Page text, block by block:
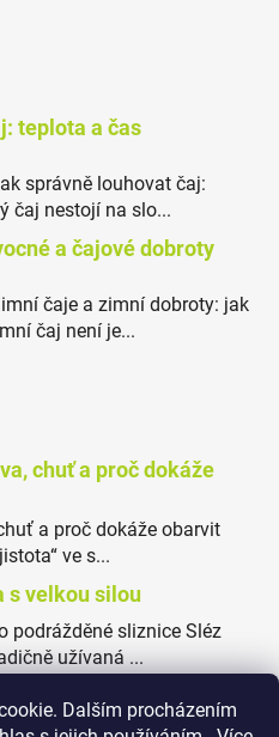
Dalším procházením
teplota a čas
správně louhovat čaj:
čaj nestojí na slo...
a čajové dobroty
čaje a zimní dobroty: jak
čaj není je...
chuť a proč dokáže
a proč dokáže obarvit
ve s...
s velkou silou
podrážděné sliznice Sléz
užívaná ...